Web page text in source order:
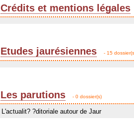
Crédits et mentions légales
Etudes jaurésiennes - 15
Les parutions - 0 dossier(s)
L'actualit? ?ditoriale autour de Jaur